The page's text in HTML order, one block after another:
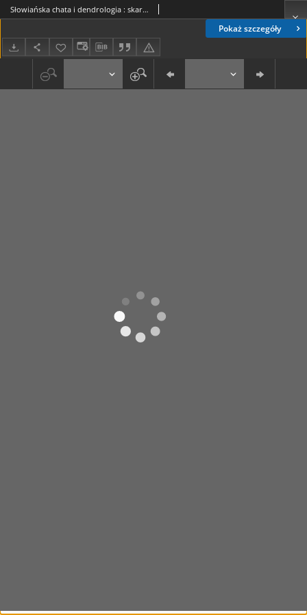
Pokaż szczegóły
Słowiańska chata i dendrologia : skarby Nowohuckiego Oodziału Muzeum Archeologicznego (24)